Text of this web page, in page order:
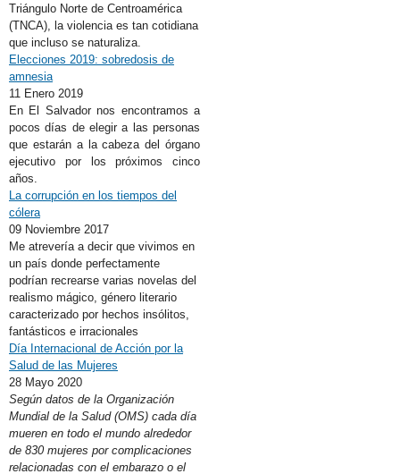
Triángulo Norte de Centroamérica
(TNCA), la violencia es tan cotidiana
que incluso se naturaliza.
Elecciones 2019: sobredosis de
amnesia
11 Enero 2019
En El Salvador nos encontramos a
pocos días de elegir a las personas
que estarán a la cabeza del órgano
ejecutivo por los próximos cinco
años.
La corrupción en los tiempos del
cólera
09 Noviembre 2017
Me atrevería a decir que vivimos en
un país donde perfectamente
podrían recrearse varias novelas del
realismo mágico, género literario
caracterizado por hechos insólitos,
fantásticos e irracionales
Día Internacional de Acción por la
Salud de las Mujeres
28 Mayo 2020
Según datos de la Organización
Mundial de la Salud (OMS) cada día
mueren en todo el mundo alrededor
de 830 mujeres por complicaciones
relacionadas con el embarazo o el